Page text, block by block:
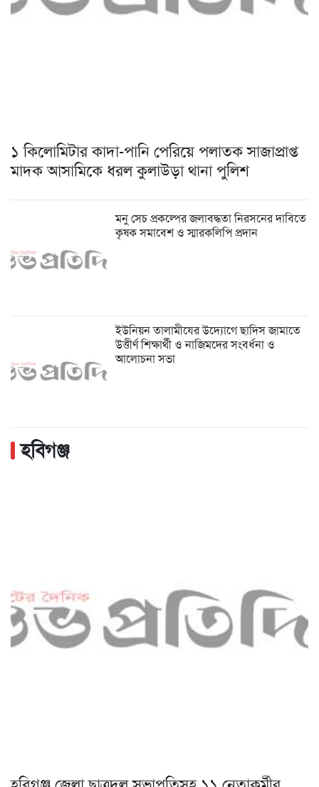
১ কিলোমিটার কাদা-পানি পেরিয়ে পলাতক সাজাপ্রাপ্ত
মাদক আসামিকে ধরল কুলাউড়া থানা পুলিশ
মনু সেচ প্রকল্পের জলাবদ্ধতা নিরসনের দাবিতে
কৃষক সমাবেশ ও স্মারকলিপি প্রদান
ইউনিয়ন তালামীযের উদ্যোগে ছাদিস জামাতে
উত্তীর্ণ শিক্ষার্থী ও নাজিমদের সংবর্ধনা ও
আলোচনা সভা
হবিগঞ্জ